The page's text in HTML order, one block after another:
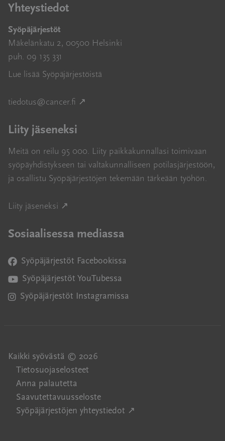
Yhteystiedot
Syöpäjärjestöt
Mäkelänkatu 2, 00500 Helsinki
puh. 09 135 331
Lue lisää Syöpäjärjestöistä
tiedotus@cancer.fi ↗
Liity jäseneksi
Meitä on reilu 95 000. Liity paikkakunnallasi toimivaan
syöpäyhdistykseen tai valtakunnalliseen potilasjärjestöön,
ja osallistu Syöpäjärjestöjen tekemään tärkeään työhön.
Liity jäseneksi ↗
Sosiaalisessa mediassa
Syöpäjärjestöt Facebookissa
Avautuu uuteen ikkunaan
Syöpäjärjestöt YouTubessa
Avautuu uuteen ikkunaan
Syöpäjärjestöt Instagramissa
Avautuu uuteen ikkunaan
Kaikki syövästä © 2026
Tietosuojaselosteet
Anna palautetta
Saavutettavuusseloste
Syöpäjärjestöjen yhteystiedot ↗